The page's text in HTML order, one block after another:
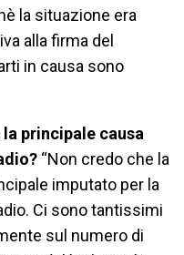
la situazione era
alla firma del
in causa sono
principale causa
“Non credo che la
imputato per la
Ci sono tantissimi
sul numero di